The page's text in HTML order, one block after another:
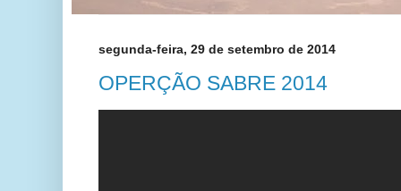
segunda-feira, 29 de setembro de 2014
OPERÇÃO SABRE 2014